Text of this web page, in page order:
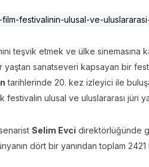
teşvik etmek ve ülke sinemasına
yaştan sanatseveri kapsayan bir
tarihlerinde 20. kez izleyici ile
ulusal ve uluslararası jüri
Selim Evci direktörlüğünde
dört bir yanından toplam 2421